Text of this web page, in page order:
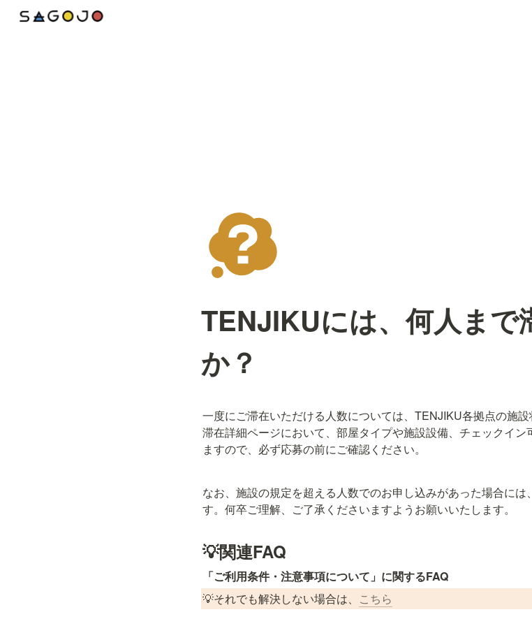
TENJIKUには、何人まで
か？
一度にご滞在いただける人数については、TENJIKU各拠点の施
滞在詳細ページにおいて、部屋タイプや施設設備、チェックイ
ますので、必ず応募の前にご確認ください。
なお、施設の規定を超える人数でのお申し込みがあった場合に
す。何卒ご理解、ご了承くださいますようお願いいたします。
💡関連FAQ
「ご利用条件・注意事項について」に関するFAQ
💡それでも解決しない場合は、 こちら